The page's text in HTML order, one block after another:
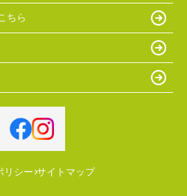
ちら
リシー サイトマップ